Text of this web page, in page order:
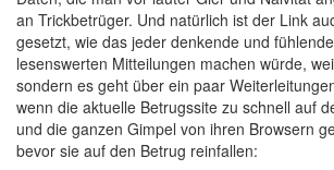
an Trickbetrüger. Und natürlich ist der Link
gesetzt, wie das jeder denkende und
lesenswerten Mitteilungen machen würde,
sondern es geht über ein paar
wenn die aktuelle Betrugssite zu schnell auf
und die ganzen Gimpel von ihren Browsern
bevor sie auf den Betrug reinfallen: